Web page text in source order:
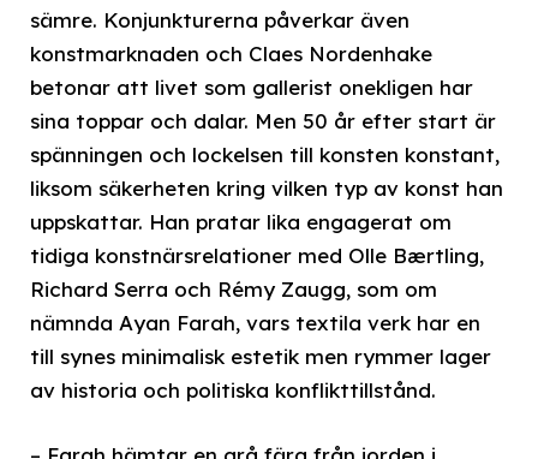
sämre. Konjunkturerna påverkar även
konstmarknaden och Claes Nordenhake
betonar att livet som gallerist onekligen har
sina toppar och dalar. Men 50 år efter start är
spänningen och lockelsen till konsten konstant,
liksom säkerheten kring vilken typ av konst han
uppskattar. Han pratar lika engagerat om
tidiga konstnärsrelationer med Olle Bærtling,
Richard Serra och Rémy Zaugg, som om
nämnda Ayan Farah, vars textila verk har en
till synes minimalisk estetik men rymmer lager
av historia och politiska konflikttillstånd.